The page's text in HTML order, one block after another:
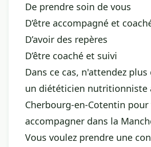
De prendre soin de vous
D’être accompagné et
D’avoir des repères
D’être coaché et suivi
Dans ce cas, n'attendez
un diététicien nutritionniste
Cherbourg-en-Cotentin
accompagner dans la
Vous voulez prendre une